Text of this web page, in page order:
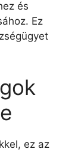
és
Ez
ez az